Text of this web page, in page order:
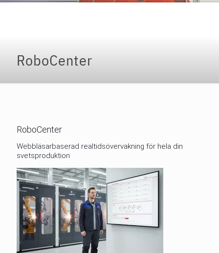
RoboCenter
RoboCenter
Webbläsarbaserad realtidsövervakning för hela din
svetsproduktion